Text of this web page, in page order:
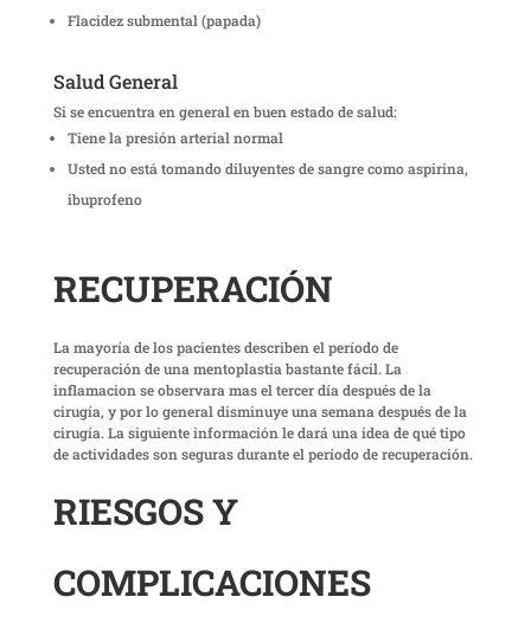
Flacidez submental (papada)
Salud General
Si se encuentra en general en buen estado de salud:
Tiene la presión arterial normal
Usted no está tomando diluyentes de sangre como aspirina,
ibuprofeno
RECUPERACIÓN
La mayoría de los pacientes describen el período de
recuperación de una mentoplastia bastante fácil. La
inflamacion se observara mas el tercer día después de la
cirugía, y por lo general disminuye una semana después de la
cirugía. La siguiente información le dará una idea de qué tipo
de actividades son seguras durante el período de recuperación.
RIESGOS Y
COMPLICACIONES